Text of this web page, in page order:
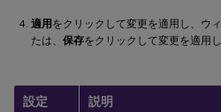
適用をクリックして変更を適用し、ウ
たは、 保存をクリックして変更を適用
設定 説明